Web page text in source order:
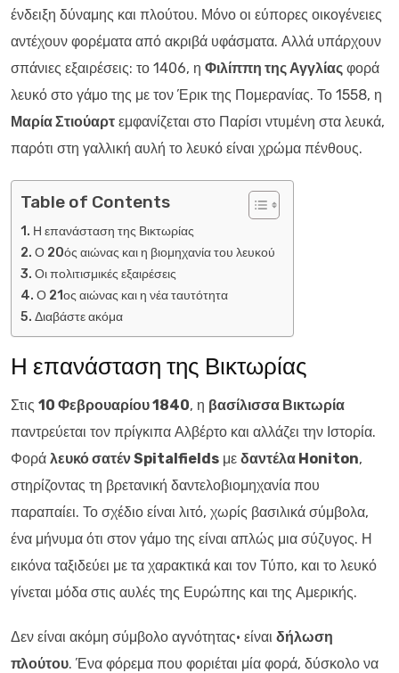
ένδειξη δύναμης και πλούτου. Μόνο οι εύπορες οικογένειες
αντέχουν φορέματα από ακριβά υφάσματα. Αλλά υπάρχουν
σπάνιες εξαιρέσεις: το 1406, η Φιλίππη της Αγγλίας φορά
λευκό στο γάμο της με τον Έρικ της Πομερανίας. Το 1558, η
Μαρία Στιούαρτ εμφανίζεται στο Παρίσι ντυμένη στα λευκά,
παρότι στη γαλλική αυλή το λευκό είναι χρώμα πένθους.
Table of Contents
Η επανάσταση της Βικτωρίας
Ο 20ός αιώνας και η βιομηχανία του λευκού
Οι πολιτισμικές εξαιρέσεις
Ο 21ος αιώνας και η νέα ταυτότητα
Διαβάστε ακόμα
Η επανάσταση της Βικτωρίας
Στις 10 Φεβρουαρίου 1840, η βασίλισσα Βικτωρία
παντρεύεται τον πρίγκιπα Αλβέρτο και αλλάζει την Ιστορία.
Φορά λευκό σατέν Spitalfields με δαντέλα Honiton,
στηρίζοντας τη βρετανική δαντελοβιομηχανία που
παραπαίει. Το σχέδιο είναι λιτό, χωρίς βασιλικά σύμβολα,
ένα μήνυμα ότι στον γάμο της είναι απλώς μια σύζυγος. Η
εικόνα ταξιδεύει με τα χαρακτικά και τον Τύπο, και το λευκό
γίνεται μόδα στις αυλές της Ευρώπης και της Αμερικής.
Δεν είναι ακόμη σύμβολο αγνότητας· είναι δήλωση
πλούτου. Ένα φόρεμα που φοριέται μία φορά, δύσκολο να